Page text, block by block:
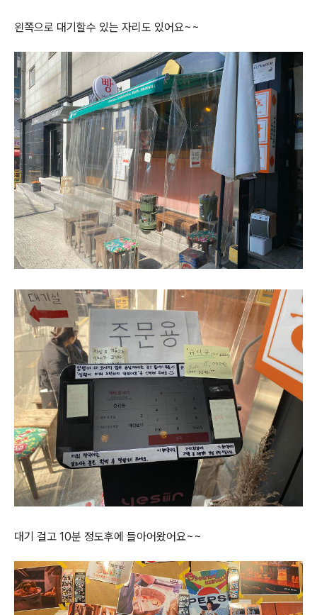
왼쪽으로 대기할수 있는 자리도 있어요~~
대기 걸고 10분 정도후에 들아어왔어요~~